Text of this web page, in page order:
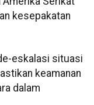
kesepakatan
eskalasi situasi
keamanan
dalam